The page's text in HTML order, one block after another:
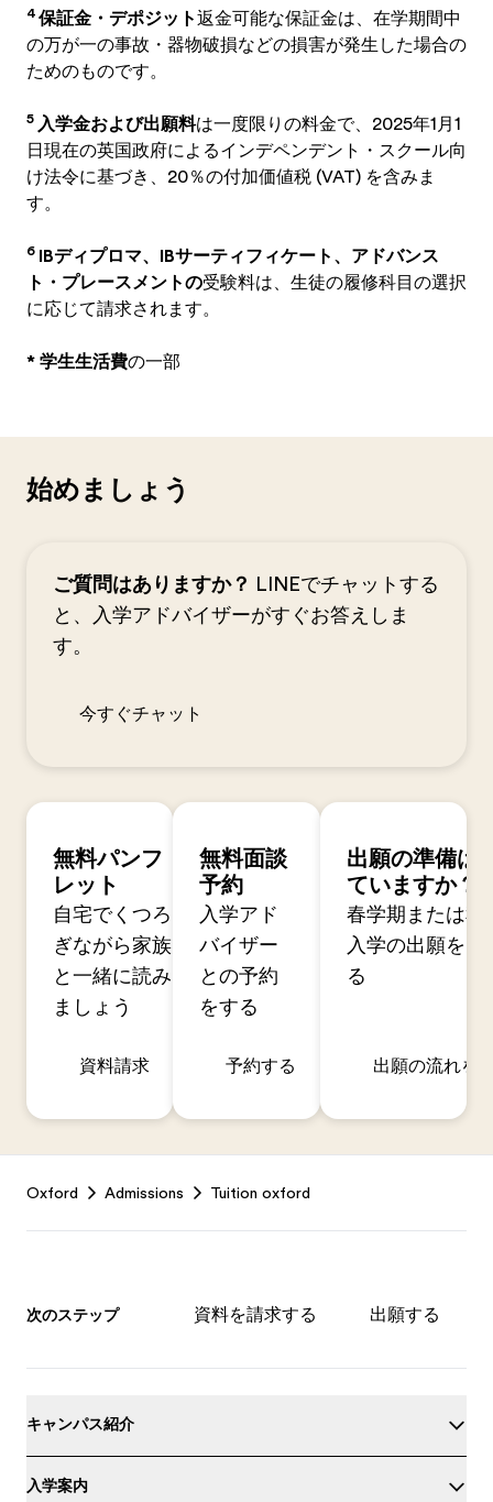
4 保証金・デポジット返金可能な保証金は、在学期間中
の万が一の事故・器物破損などの損害が発生した場合の
ためのものです。
5 入学金および出願料は一度限りの料金で、2025年1月1
日現在の英国政府によるインデペンデント・スクール向
け法令に基づき、20％の付加価値税 (VAT) を含みま
す。
6 IBディプロマ、IBサーティフィケート、アドバンス
ト・プレースメントの受験料は、生徒の履修科目の選択
に応じて請求されます。
* 学生生活費の一部
始めましょう
ご質問はありますか？ LINEでチャットする
と、入学アドバイザーがすぐお答えしま
す。
今すぐチャット
無料パンフ
レット
自宅でくつろ
ぎながら家族
と一緒に読み
ましょう
資料請求
無料面談
予約
入学アド
バイザー
との予約
をする
予約する
出願の準備は
ていますか？
春学期または秋
入学の出願を開
る
出願の流れを
Oxford Admissions Tuition oxford
次のステップ 資料を請求する 出願する
キャンパス紹介
入学案内